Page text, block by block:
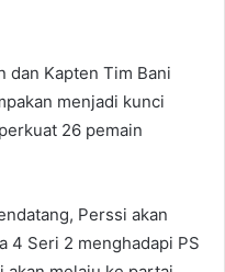
dan Kapten Tim Bani
menjadi kunci
26 pemain
Perssi akan
4 Seri 2 menghadapi PS